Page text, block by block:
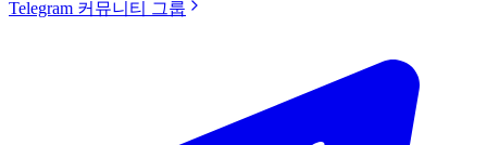
Telegram 커뮤니티 그룹